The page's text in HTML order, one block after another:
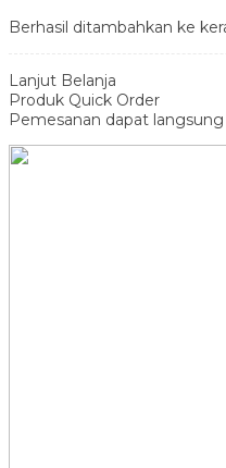
Berhasil ditambahkan ke
Lanjut Belanja
Produk Quick Order
Pemesanan dapat